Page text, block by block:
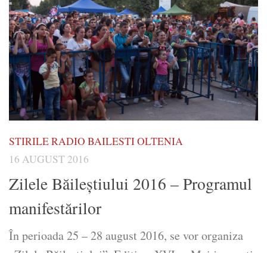
STIRILE RADIO BAILESTI OLTENIA
16 AUGUST 2016
Zilele Băileştiului 2016 – Programul
manifestărilor
În perioada 25 – 28 august 2016, se vor organiza